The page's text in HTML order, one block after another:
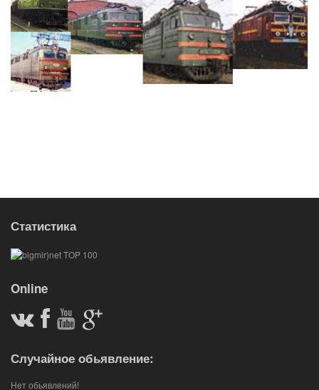
Статистика
Online
Случайное обьявление:
Нет обьявлений!